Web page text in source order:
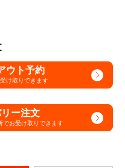
ウト予約
け取りできます
ー注文
でお受け取りできます